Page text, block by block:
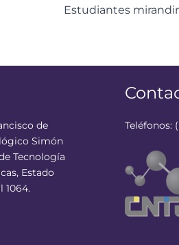
de
Simón
Tecnología
Estado
1064.
Teléfonos: